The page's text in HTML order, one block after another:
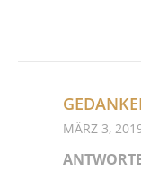
MÄRZ 3,